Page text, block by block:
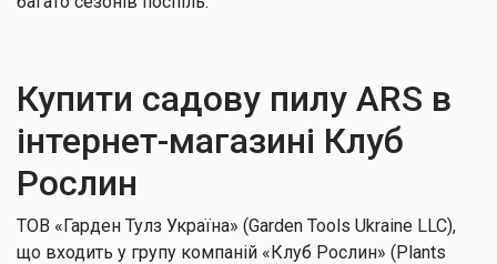
Купити садову пилу ARS в
інтернет-магазині Клуб
Рослин
ТОВ «Гарден Тулз Україна» (Garden Tools Ukraine LLC),
що входить у групу компаній «Клуб Рослин» (Plants